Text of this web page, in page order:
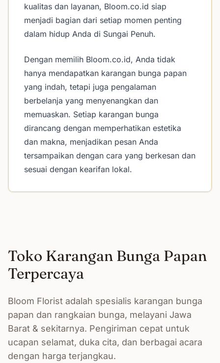
kualitas dan layanan, Bloom.co.id siap
menjadi bagian dari setiap momen penting
dalam hidup Anda di Sungai Penuh.
Dengan memilih Bloom.co.id, Anda tidak
hanya mendapatkan karangan bunga papan
yang indah, tetapi juga pengalaman
berbelanja yang menyenangkan dan
memuaskan. Setiap karangan bunga
dirancang dengan memperhatikan estetika
dan makna, menjadikan pesan Anda
tersampaikan dengan cara yang berkesan dan
sesuai dengan kearifan lokal.
Toko Karangan Bunga Papan
Terpercaya
Bloom Florist adalah spesialis karangan bunga
papan dan rangkaian bunga, melayani Jawa
Barat & sekitarnya. Pengiriman cepat untuk
ucapan selamat, duka cita, dan berbagai acara
dengan harga terjangkau.